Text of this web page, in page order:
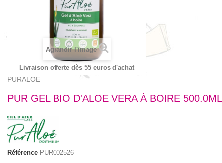
Agrandir l'image
Livraison offerte dès 55 euros d'achat
PURALOE
PUR GEL BIO D'ALOE VERA À BOIRE 500.0ML
Référence PUR002526